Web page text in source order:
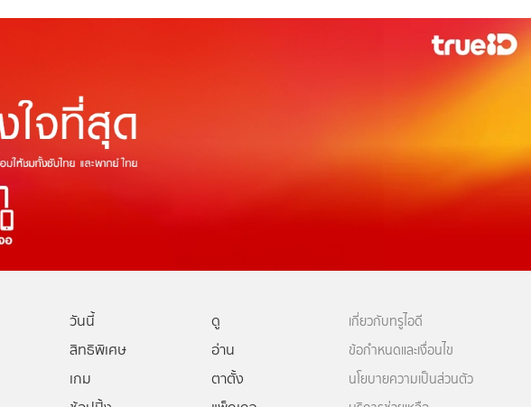
วันนี้
ดู
สิทธิพิเศษ
อ่าน
เกม
ตาตั้ง
เกี่ยวกับทรูไอดี
ข้อกำหนดและเงื่อนไข
นโยบายความเป็นส่วนตัว